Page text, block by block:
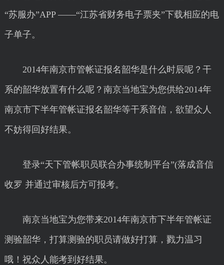
“苏服办”APP ——“江苏省财务电子票夹”下载相应的电
子单子。
2014年南京市管帐证报名韶华是什么时辰呢？干
系的韶华放置有什么呢？南京当地宝为您供给2014年
南京市下半年管帐证报名韶华等干系音信，欲望众人
不妨得回好结果。
登录“天下管帐职员联合办事统制平台”(落成音信
收罗 并通过审核后方可报考。
南京当地宝为您带来2014年南京市下半年管帐证
测验韶华，打算测验的职员请做好打算，戮力温习
哦！祝众人能考到好结果。